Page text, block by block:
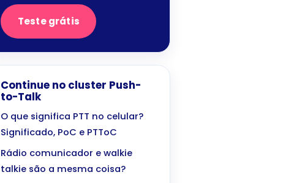
Teste grátis
Continue no cluster Push-
to-Talk
O que significa PTT no celular?
Significado, PoC e PTToC
Rádio comunicador e walkie
talkie são a mesma coisa?